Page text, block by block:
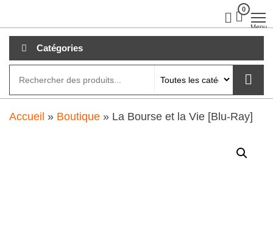
au
contenu
0
Menu
Catégories
Accueil » Boutique » La Bourse et la Vie [Blu-Ray]